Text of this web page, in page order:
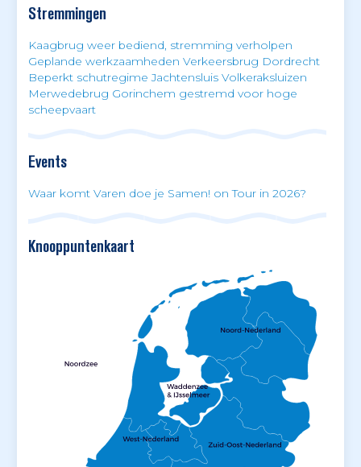
Stremmingen
Kaagbrug weer bediend, stremming verholpen
Geplande werkzaamheden Verkeersbrug Dordrecht
Beperkt schutregime Jachtensluis Volkeraksluizen
Merwedebrug Gorinchem gestremd voor hoge
scheepvaart
Events
Waar komt Varen doe je Samen! on Tour in 2026?
Knooppuntenkaart